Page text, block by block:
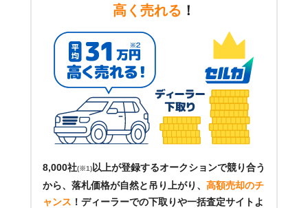
高く売れる ！
8,000社(※1)以上が登録するオークションで競り合う
から、落札価格が自然と吊り上がり、 高額売却のチ
ャンス ！ ディーラーでの下取りや一括査定サイトよ